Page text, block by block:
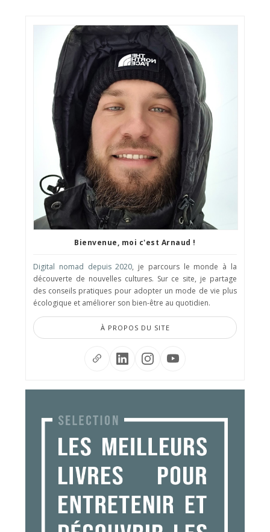
Bienvenue, moi c'est Arnaud !
Digital nomad depuis 2020, je parcours le monde à la
découverte de nouvelles cultures. Sur ce site, je partage
des conseils pratiques pour adopter un mode de vie plus
écologique et améliorer son bien-être au quotidien.
À PROPOS DU SITE